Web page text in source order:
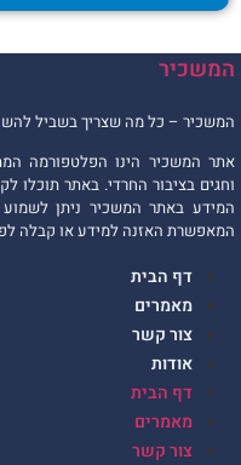
המשכיר
המשכיר – כל מה שצריך בשביל
אתר המשכיר הינו הפלטפורמה
וחגים בציבור החרדי. באתר
המידע באתר המשכיר ניתן
המאפשרת האזנה למידע או קבלה
דף הבית
מאמרים
צור קשר
אודות
דף הבית
מאמרים
צור קשר